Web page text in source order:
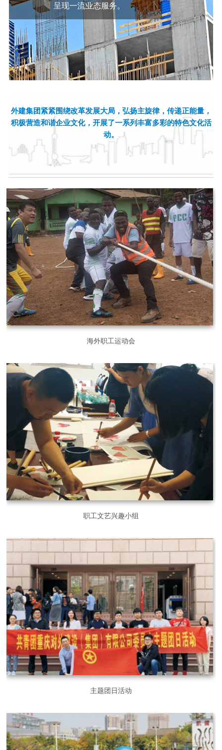
呈现一流业态服务。
外建集团紧紧围绕改革发展大局，弘扬主旋律，传递正能量，
积极营造和谐企业文化，开展了一系列丰富多彩的特色文化活
动。
海外职工运动会
职工文艺兴趣小组
主题团日活动